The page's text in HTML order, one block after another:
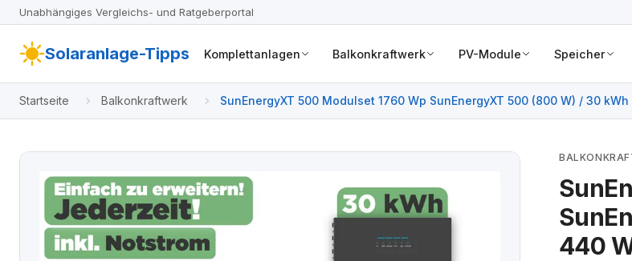
Unabhängiges Vergleichs- und Ratgeberportal
Solaranlage-Tipps Komplettanlagen Balkonkraftwerk PV-Module Speicher
Startseite Balkonkraftwerk SunEnergyXT 500 Modulset 1760 Wp SunEnergyXT 500 (800 W) / 30
440